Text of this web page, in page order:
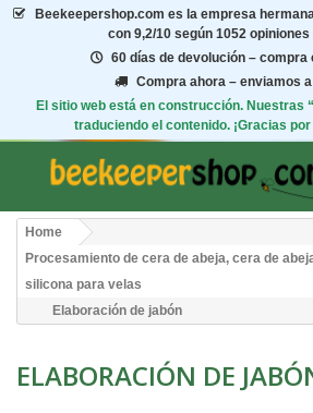
Beekeepershop.com es la empresa
con 9,2/10 según 1052
60 días de devolución – compra
Compra ahora – enviamos
El sitio web está en construcción. Nuestras
traduciendo el contenido. ¡Gracias
Home
Procesamiento de cera de abeja, cera de
silicona para velas
Elaboración de jabón
ELABORACIÓN DE